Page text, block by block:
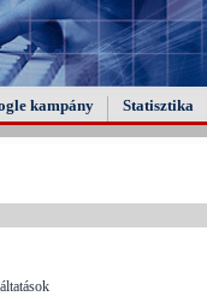
kampány Statisztika